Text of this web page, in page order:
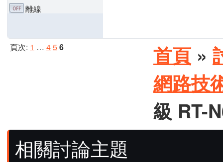
離線
頁次: 1 … 456 首頁 »
網路技
級 RT-
相關討論主題